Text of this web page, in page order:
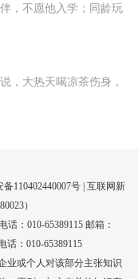
，不愿他入学；同龄玩
，大热天喝凉茶伤身，
110402440007号 | 互联网新
）
：010-65389115 邮箱：
话：010-65389115
业或个人对该部分主张知识